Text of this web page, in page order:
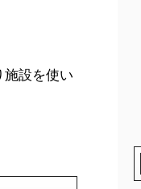
施設を使い